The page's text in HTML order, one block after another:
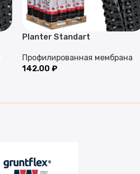
Planter Standart
Профилированная мембрана
142.00 ₽